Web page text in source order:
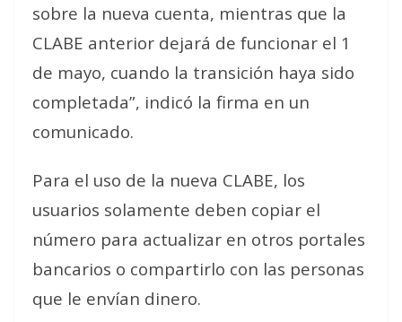
sobre la nueva cuenta, mientras que la
CLABE anterior dejará de funcionar el 1
de mayo, cuando la transición haya sido
completada”, indicó la firma en un
comunicado.
Para el uso de la nueva CLABE, los
usuarios solamente deben copiar el
número para actualizar en otros portales
bancarios o compartirlo con las personas
que le envían dinero.